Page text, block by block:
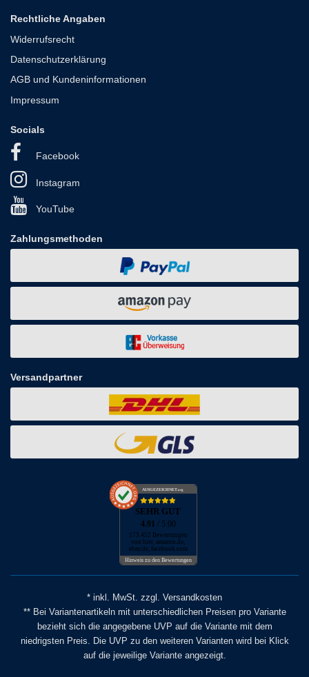
Rechtliche Angaben
Widerrufsrecht
Datenschutzerklärung
AGB und Kundeninformationen
Impressum
Socials
Facebook
Instagram
YouTube
Zahlungsmethoden
Versandpartner
AUSGEZEICHNET.org
SEHR GUT
4.91 / 5.00
173.452 Bewertungen
von hier, amazon.de,
ebay.de, facebook.com
Hinweis zu den Bewertungen
* inkl. MwSt. zzgl. Versandkosten
** Bei Variantenartikeln mit unterschiedlichen Preisen pro Variante
bezieht sich die angegebene UVP auf die Variante mit dem
niedrigsten Preis. Die UVP zu den weiteren Varianten wird bei Klick
auf die jeweilige Variante angezeigt.